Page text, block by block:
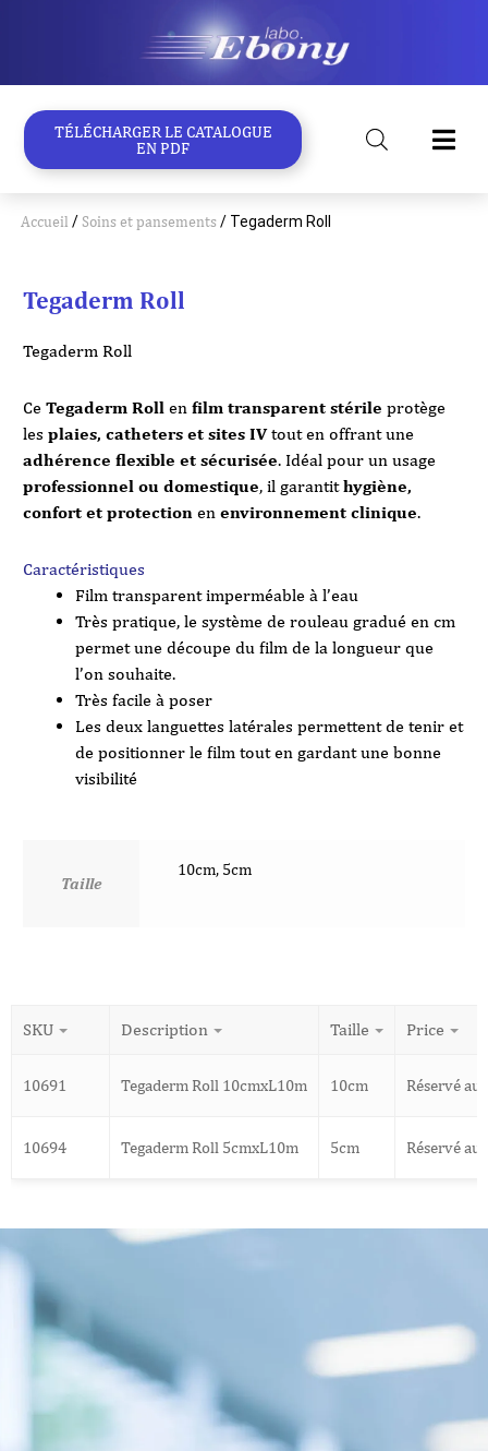
TÉLÉCHARGER LE CATALOGUE
EN PDF
Accueil / Soins et pansements / Tegaderm Roll
Tegaderm Roll
Tegaderm Roll
Ce Tegaderm Roll en film transparent stérile protège
les plaies, catheters et sites IVtout en offrant une
adhérence flexible et sécurisée. Idéal pour un usage
professionnel ou domestique, il garantithygiène,
confort et protection en environnement clinique.
Caractéristiques
Film transparent imperméable à l’eau
Très pratique, le système de rouleau gradué en cm
permet une découpe du film de la longueur que
l’on souhaite.
Très facile à poser
Les deux languettes latérales permettent de tenir et
de positionner le film tout en gardant une bonne
visibilité
Taille
10cm, 5cm
SKU Description Taille Price
10691 Tegaderm Roll 10cmxL10m 10cm Réservé
10694 Tegaderm Roll 5cmxL10m 5cm Réservé